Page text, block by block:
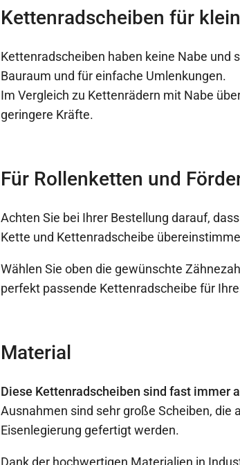
Kettenradscheiben für
Kettenradscheiben haben keine Nabe und
Bauraum und für einfache Umlenkungen.
Im Vergleich zu Kettenrädern mit Nabe
geringere Kräfte.
Für Rollenketten und
Achten Sie bei Ihrer Bestellung darauf,
Kette und Kettenradscheibe
Wählen Sie oben die gewünschte
perfekt passende Kettenradscheibe für
Material
Diese Kettenradscheiben sind fast immer
Ausnahmen sind sehr große Scheiben, die
Eisenlegierung gefertigt werden.